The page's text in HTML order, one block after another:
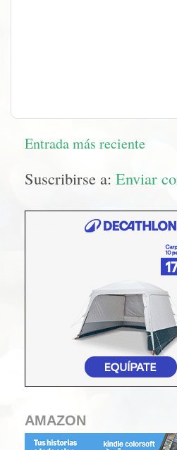
Entrada más reciente
Suscribirse a: Enviar
AMAZON